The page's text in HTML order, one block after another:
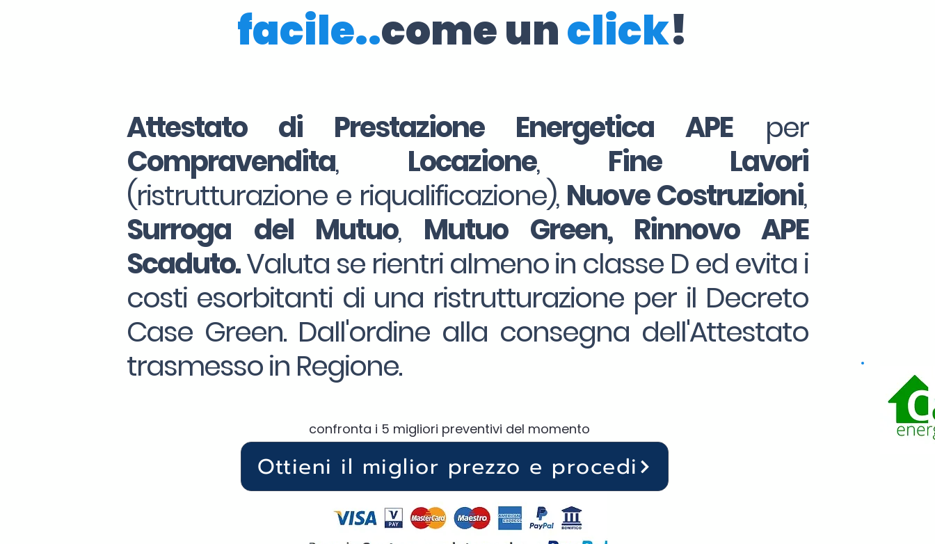
facile..come unclick!
Attestato di Prestazione Energetica APEper
Compravendita, Locazione, Fine Lavori
(ristrutturazione e riqualificazione), Nuove Costruzioni,
Surroga
del Mutuo, Mutuo Green, Rinnovo APE
Scaduto.Valuta se rientri almeno in classe D ed evita i
costi esorbitanti di una ristrutturazione per il Decreto
Case Green. Dall'ordine alla consegna dell'Attestato
trasmesso in Regione.
confronta i 5 migliori preventivi del momento
Ottieni il miglior prezzo e procedi